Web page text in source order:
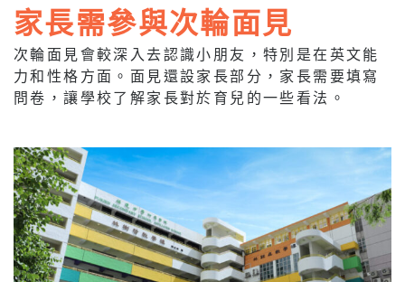
家長需參與次輪面見
次輪面見會較深入去認識小朋友，特別是在英文能
力和性格方面。面見還設家長部分，家長需要填寫
問卷，讓學校了解家長對於育兒的一些看法。